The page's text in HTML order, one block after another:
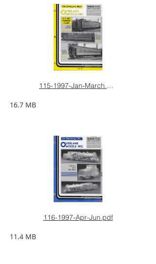
115-1997-Jan-March.pdf
16.7 MB
116-1997-Apr-Jun.pdf
11.4 MB